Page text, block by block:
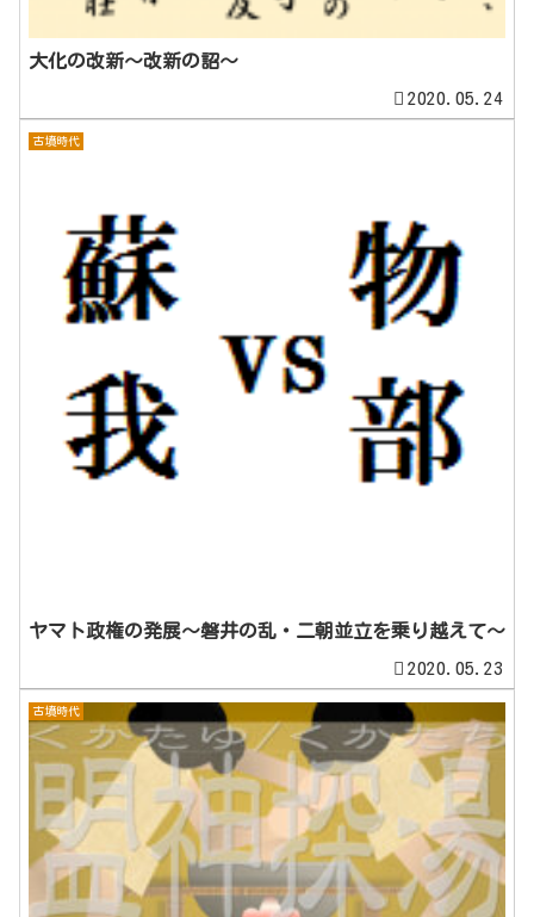
大化の改新～改新の詔～
2020.05.24
古墳時代
ヤマト政権の発展～磐井の乱・二朝並立を乗り越えて～
2020.05.23
古墳時代